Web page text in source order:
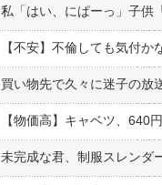
【不安】不倫しても気付
【物価高】キャベツ、
未完成な君、制服スレンダ